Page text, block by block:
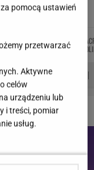
MACIEK
KUCHARCZYK
WISŁAWA SZYMBORSKA
pomocą ustawień
przetwarzać
Aktywne
celów
urządzeniu lub
i treści, pomiar
usług.